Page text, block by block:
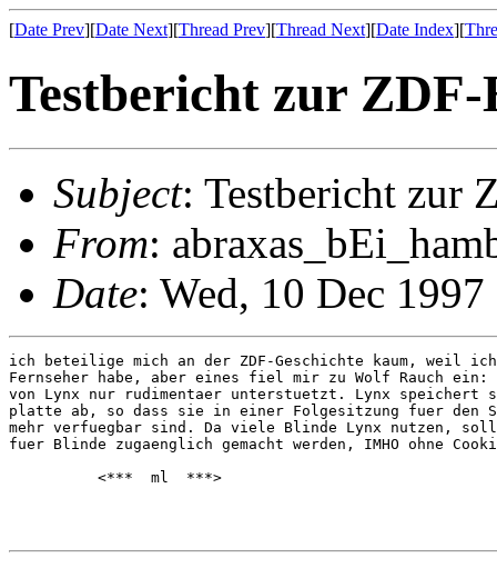
[Date Prev][Date Next][Thread Prev][Thread Next][Date Index][
Testbericht zur ZDF-
Subject: Testbericht zur
From:
Date: Wed, 10 Dec
ich beteilige mich an der ZDF-Geschichte kaum, weil
Fernseher habe, aber eines fiel mir zu Wolf Rauch ein:
von Lynx nur rudimentaer unterstuetzt. Lynx speichert
platte ab, so dass sie in einer Folgesitzung fuer den
mehr verfuegbar sind. Da viele Blinde Lynx nutzen,
fuer Blinde zugaenglich gemacht werden, IMHO ohne
          <***  ml  ***>